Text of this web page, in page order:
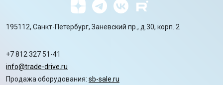
195112, Санкт-Петербург, Заневский пр., д.30, корп. 2
+7 812 327 51-41
info@trade-drive.ru
Продажа оборудования: sb-sale.ru